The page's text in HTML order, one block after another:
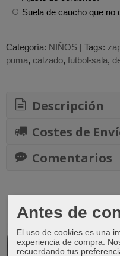
Suela de caucho que no
Categoría: NIÑOS | Tags:
puma calzado futbol-sala
Descripción
Costes de
Comentarios
Productos
-
Antes de
El uso de cookies es una
experiencia de compra.
recuerdando tus